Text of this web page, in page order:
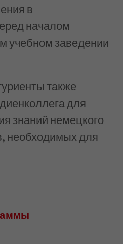
в
началом
учебном заведении
также
для
знаний немецкого
необходимых для